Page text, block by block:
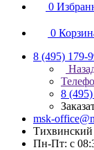
0
0
8 (495) 179-
8
msk-
Тихвинский
Пн-Пт: с